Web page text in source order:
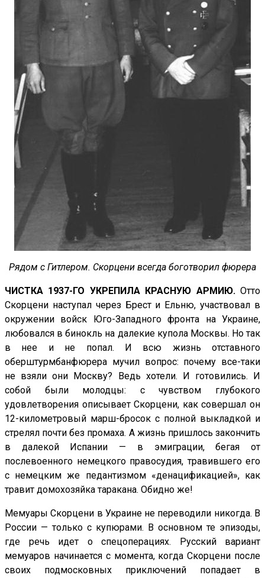
Рядом с Гитлером. Скорцени всегда боготворил фюрера
ЧИСТКА 1937-ГО УКРЕПИЛА КРАСНУЮ АРМИЮ.Отто
Скорцени наступал через Брест и Ельню, участвовал в
окружении войск Юго-Западного фронта на Украине,
любовался в бинокль на далекие купола Москвы. Но так
в нее и не попал. И всю жизнь отставного
оберштурмбанфюрера мучил вопрос: почему все-таки
не взяли они Москву? Ведь хотели. И готовились. И
собой были молодцы: с чувством глубокого
удовлетворения описывает Скорцени, как совершал он
12-километровый марш-бросок с полной выкладкой и
стрелял почти без промаха. А жизнь пришлось закончить
в далекой Испании — в эмиграции, бегая от
послевоенного немецкого правосудия, травившего его
с немецким же педантизмом «денацификацией», как
травит домохозяйка таракана. Обидно же!
Мемуары Скорцени в Украине не переводили никогда. В
России — только с купюрами. В основном те эпизоды,
где речь идет о спецоперациях. Русский вариант
мемуаров начинается с момента, когда Скорцени после
своих подмосковных приключений попадает в